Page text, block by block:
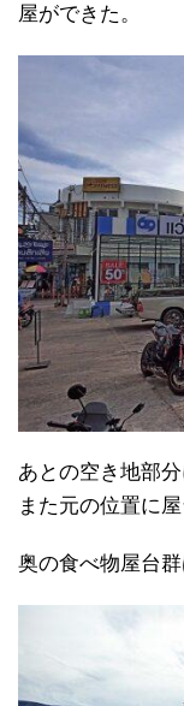
屋ができた。
あとの空き地部
また元の位置に
奥の食べ物屋台群